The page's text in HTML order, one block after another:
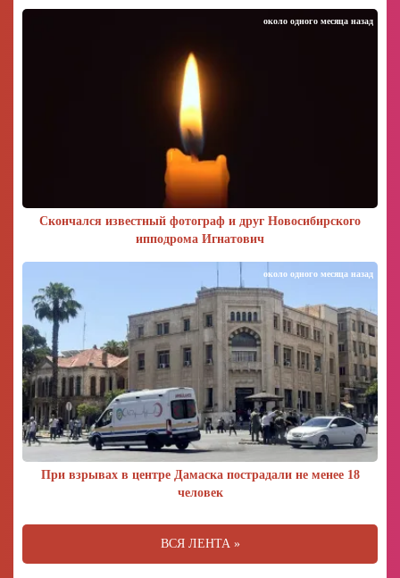
Скончался известный фотограф и друг Новосибирского
ипподрома Игнатович
около одного месяца назад
При взрывах в центре Дамаска пострадали не менее 18
человек
около одного месяца назад
ВСЯ ЛЕНТА »